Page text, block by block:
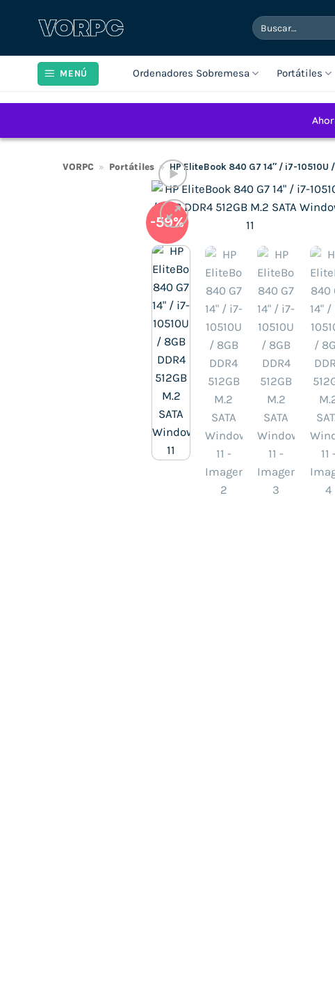
Buscar
por:
MENÚ Ordenadores Sobremesa Portátiles
VORPC » Portátiles » HP EliteBook 840 G7 14″ / i7-10510U /
-59%